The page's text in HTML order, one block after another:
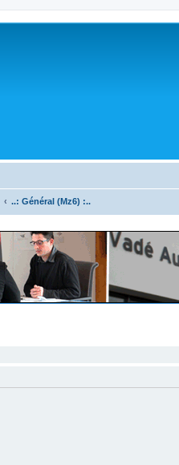
..: Général (Mz6) :..